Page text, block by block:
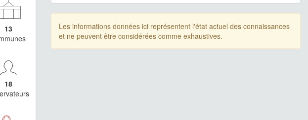
13
18
Les informations données ici représentent l'état actuel des connaissances
et ne peuvent être considérées comme exhaustives.